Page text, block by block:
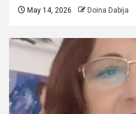
May 14, 2026 Doina Dabija